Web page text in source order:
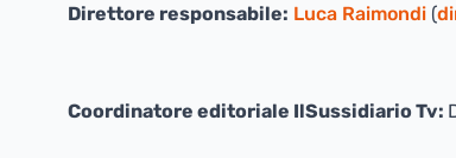
Direttore responsabile: Luca Raimondi (
Coordinatore editoriale IlSussidiario Tv: